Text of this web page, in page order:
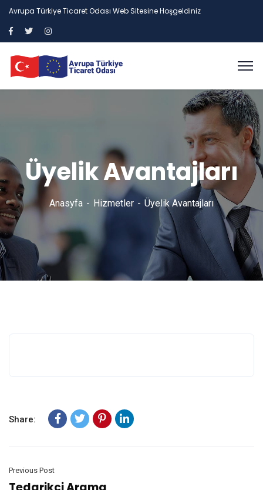
Avrupa Türkiye Ticaret Odası Web Sitesine Hoşgeldiniz
Üyelik Avantajları
Anasyfa Hizmetler Üyelik Avantajları
Share:
Previous Post